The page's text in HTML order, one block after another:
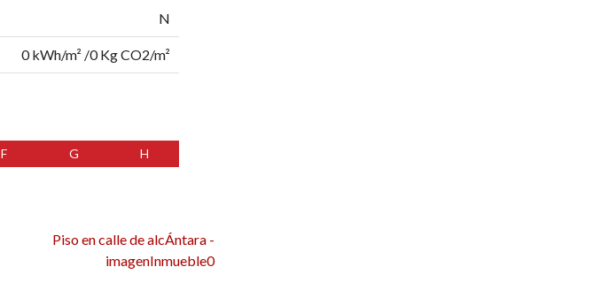
N
0 kWh/m² /0 Kg CO2/m²
F G H